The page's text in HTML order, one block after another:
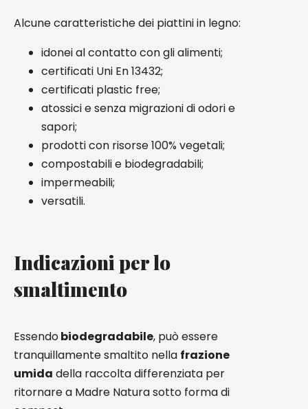
Alcune caratteristiche dei piattini in legno:
idonei al contatto con gli alimenti;
certificati Uni En 13432;
certificati plastic free;
atossici e senza migrazioni di odori e
sapori;
prodotti con risorse 100% vegetali;
compostabili e biodegradabili;
impermeabili;
versatili.
Indicazioni per lo
smaltimento
Essendobiodegradabile, può essere
tranquillamente smaltito nella frazione
umida della raccolta differenziata per
ritornare a Madre Natura sotto forma di